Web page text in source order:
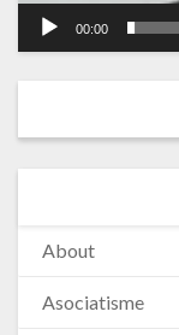
00:00
About
Asociatisme